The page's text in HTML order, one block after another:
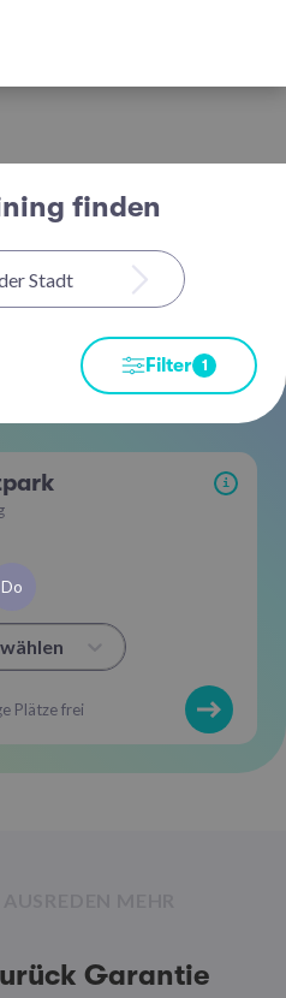
finden
Filter 1
i
Do
Plätze frei
Garantie